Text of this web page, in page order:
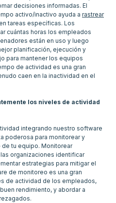
decisiones informadas. El
activo/inactivo ayuda a rastrear
en tareas específicas. Los
cuántas horas los empleados
están en uso y luego
planificación, ejecución y
para mantener los equipos
de actividad es una gran
caen en la inactividad en el
los niveles de actividad
integrando nuestro software
poderosa para monitorear y
tu equipo. Monitorear
organizaciones identificar
estrategias para mitigar el
de monitoreo es una gran
de actividad de los empleados,
rendimiento, y abordar a